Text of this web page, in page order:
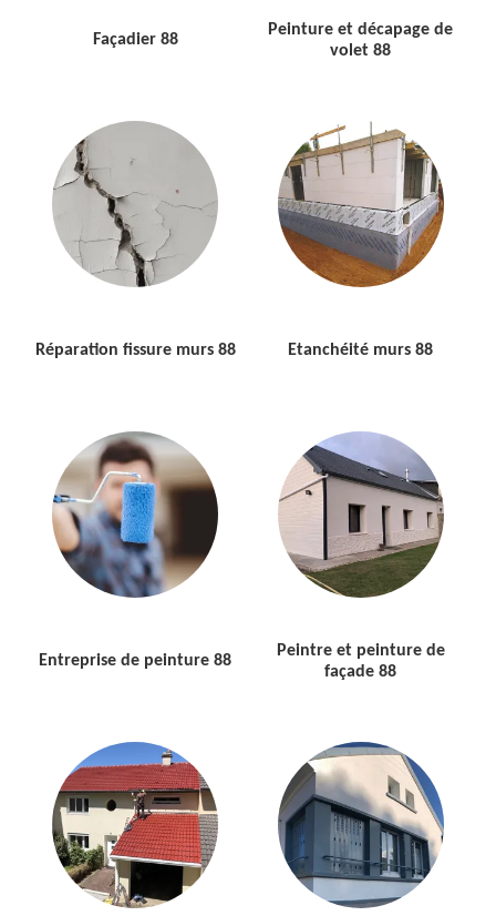
Façadier 88
Peinture et décapage de
volet 88
Réparation fissure murs 88 Etanchéité murs 88
Entreprise de peinture 88
Peintre et peinture de
façade 88